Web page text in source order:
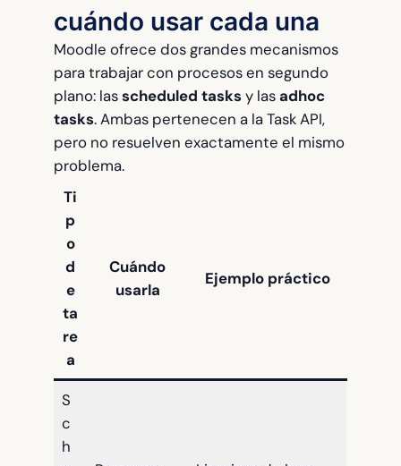
cuándo usar cada una
Moodle ofrece dos grandes mecanismos
para trabajar con procesos en segundo
plano: lasscheduled tasks y las adhoc
tasks. Ambas pertenecen a la Task API,
pero no resuelven exactamente el mismo
problema.
Ti
p
o
d
e
ta
re
a
Cuándo
usarla
Ejemplo práctico
S
c
h